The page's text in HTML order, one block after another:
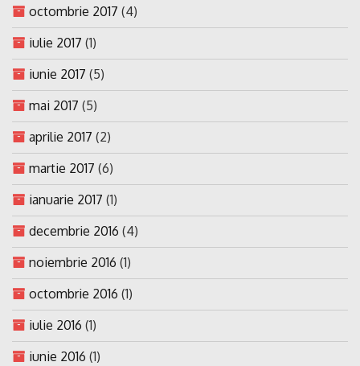
octombrie 2017 (4)
iulie 2017 (1)
iunie 2017 (5)
mai 2017 (5)
aprilie 2017 (2)
martie 2017 (6)
ianuarie 2017 (1)
decembrie 2016 (4)
noiembrie 2016 (1)
octombrie 2016 (1)
iulie 2016 (1)
iunie 2016 (1)